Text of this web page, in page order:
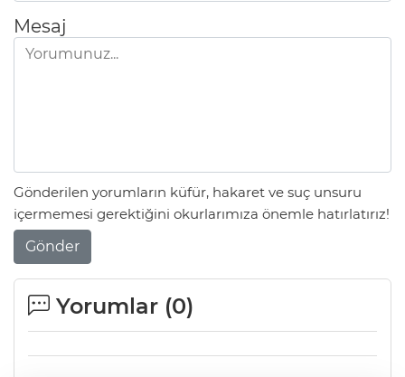
Mesaj
Gönderilen yorumların küfür, hakaret ve suç unsuru
içermemesi gerektiğini okurlarımıza önemle hatırlatırız!
Gönder
Yorumlar (0)